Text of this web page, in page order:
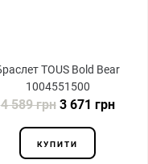
TOUS Bold Bear
1004551500
4 589 грн3 671 грн
КУПИТИ